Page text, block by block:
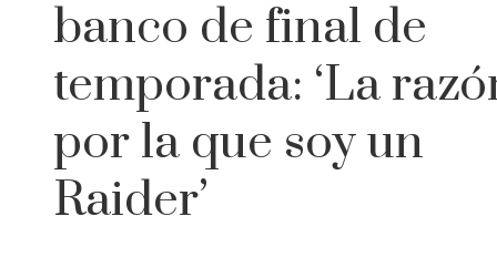
banco de final de
temporada: ‘La
por la que soy un
Raider’